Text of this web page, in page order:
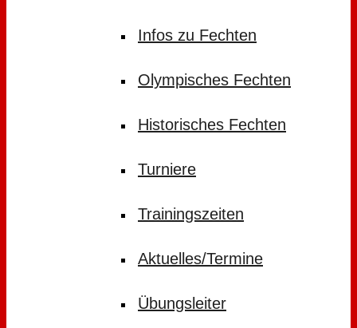
Infos zu Fechten
Olympisches Fechten
Historisches Fechten
Turniere
Trainingszeiten
Aktuelles/Termine
Übungsleiter